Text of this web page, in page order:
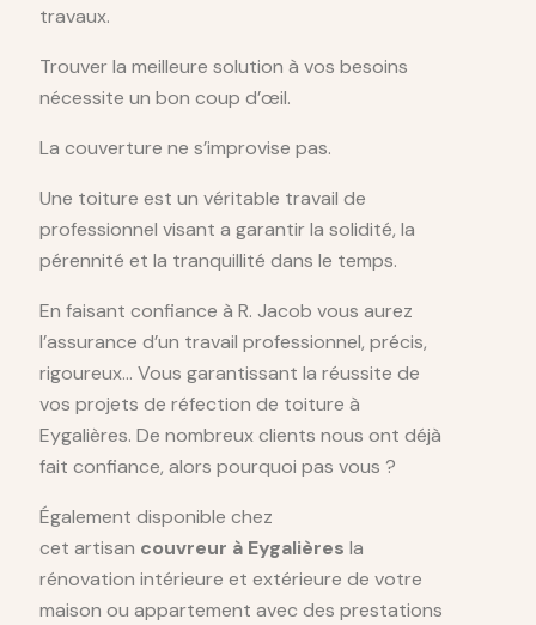
travaux.
Trouver la meilleure solution à vos besoins
nécessite un bon coup d’œil.
La couverture ne s’improvise pas.
Une toiture est un véritable travail de
professionnel visant a garantir la solidité, la
pérennité et la tranquillité dans le temps.
En faisant confiance à R. Jacob vous aurez
l’assurance d’un travail professionnel, précis,
rigoureux… Vous garantissant la réussite de
vos projets de réfection de toiture à
Eygalières. De nombreux clients nous ont déjà
fait confiance, alors pourquoi pas vous ?
Également disponible chez
cet artisan couvreur à Eygalières la
rénovation intérieure et extérieure de votre
maison ou appartement avec des prestations